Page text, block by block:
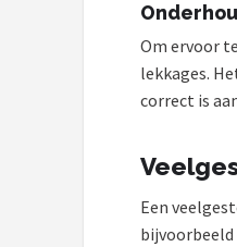
Om ervoor
lekkages.
correct is
Een
bijvoorbeeld